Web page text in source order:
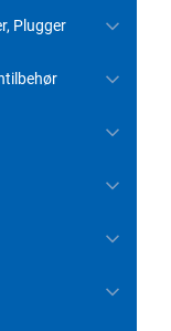
Plugger